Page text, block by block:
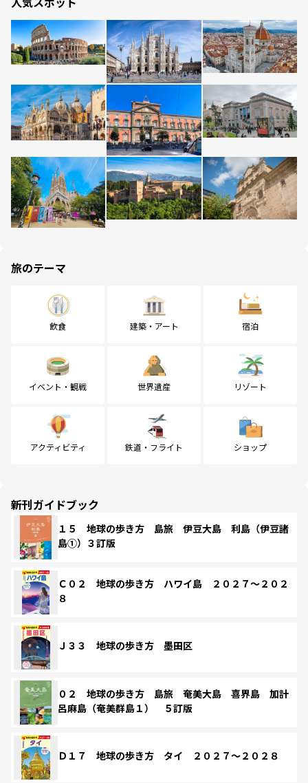
旅のテーマ
飲食 建築・アート 宿泊
イベント・観戦 世界遺産 リゾート
アクティビティ 鉄道・フライト ショップ
新刊ガイドブック
１５ 地球の歩き方 島旅 伊豆大島 利島（伊豆諸
島①）３訂版
Ｃ０２ 地球の歩き方 ハワイ島 ２０２７～２０２
８
Ｊ３３ 地球の歩き方 墨田区
０２ 地球の歩き方 島旅 奄美大島 喜界島 加計
呂麻島（奄美群島１） ５訂版
Ｄ１７ 地球の歩き方 タイ ２０２７～２０２８